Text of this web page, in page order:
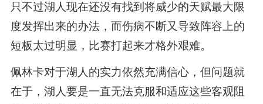
只不过湖人现在还没有找到将威少的天赋最大限
度发挥出来的办法，而伤病不断又导致阵容上的
短板太过明显，比赛打起来才格外艰难。
佩林卡对于湖人的实力依然充满信心，但问题就
在于，湖人要是一直无法克服和适应这些客观阻